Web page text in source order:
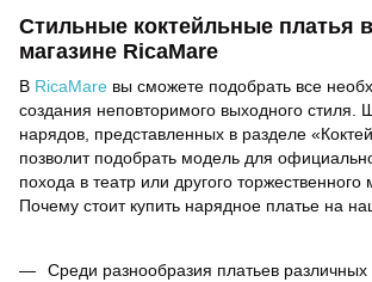
Стильные коктейльные платья
магазине RicaMare
В RicaMare вы сможете подобрать все
создания неповторимого выходного стиля.
нарядов, представленных в разделе
позволит подобрать модель для
похода в театр или другого торжественного
Почему стоит купить нарядное платье на
Среди разнообразия платьев